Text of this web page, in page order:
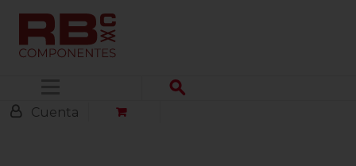
Cuenta